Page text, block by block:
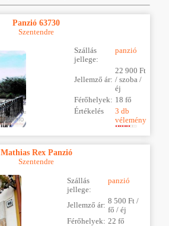
Panzió 63730
Szentendre
Szállás
jellege:
panzió
Jellemző ár:
22 900 Ft
/ szoba /
éj
Férőhelyek: 18 fő
Értékelés
3 db
vélemény
Mathias Rex Panzió
Szentendre
Szállás
jellege:
panzió
Jellemző ár: 8 500 Ft /
fő / éj
Férőhelyek: 22 fő